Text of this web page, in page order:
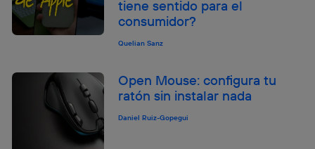
tiene sentido para el
consumidor?
Quelian Sanz
Open Mouse: configura tu
ratón sin instalar nada
Daniel Ruiz-Gopegui